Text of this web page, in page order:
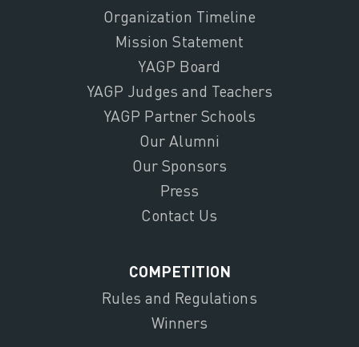
Organization Timeline
Mission Statement
YAGP Board
YAGP Judges and Teachers
YAGP Partner Schools
Our Alumni
Our Sponsors
Press
Contact Us
COMPETITION
Rules and Regulations
Winners